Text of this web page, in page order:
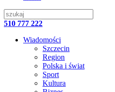
510 777 222
Wiadomości
Szczecin
Region
Polska i świat
Sport
Kultura